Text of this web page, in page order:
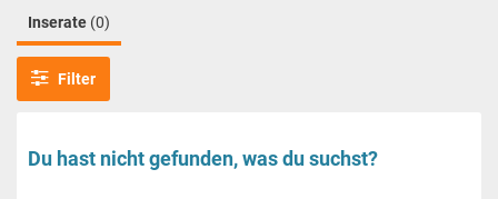
Inserate (0)
Filter
Du hast nicht gefunden, was du suchst?